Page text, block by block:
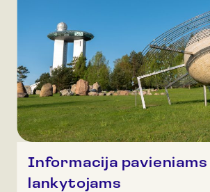
Informacija pavieniams
lankytojams